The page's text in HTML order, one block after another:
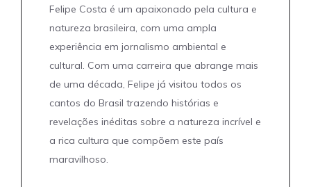
Felipe Costa é um apaixonado pela cultura e
natureza brasileira, com uma ampla
experiência em jornalismo ambiental e
cultural. Com uma carreira que abrange mais
de uma década, Felipe já visitou todos os
cantos do Brasil trazendo histórias e
revelações inéditas sobre a natureza incrível e
a rica cultura que compõem este país
maravilhoso.